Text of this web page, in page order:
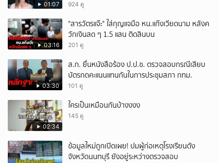
01:07 924 ดู
03:16
"สารวัตรแจ๊ะ" ใส่กุญแจมือ หน.แก๊งเวียดนาม หลังค
วักเงินสด ๆ 1.5 แสน ติดสินบน
201 ดู
03:30
ส.ก. ยื่นหนังสือร้อง ป.ป.ช. ตรวจสอบกรณีเสียบ
บัตรกดคะแนนแทนกันในการประชุมสภา กทม.
101 ดู
02:34
ใครเป็นเหมือนกันบ้างงงง
145 ดู
ข้อมูลใหม่ถูกเปิดเผย! ปมผู้ก่อเหตุโรงเรียนดัง
จังหวัดนนทบุรี ยังอยู่ระหว่างตรวจสอบ